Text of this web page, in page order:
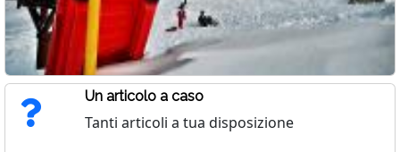
Un articolo a caso
Tanti articoli a tua disposizione